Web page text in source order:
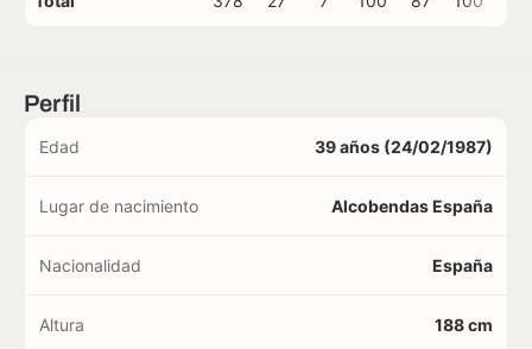
Perfil
Edad 39 años (24/02/1987)
Lugar de nacimiento Alcobendas España
Nacionalidad España
Altura 188 cm